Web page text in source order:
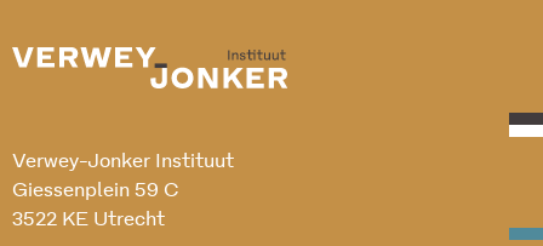
Verwey-Jonker Instituut
Giessenplein 59 C
3522 KE Utrecht